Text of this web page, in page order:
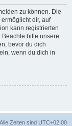
zu können. Die
dir, auf
kann registrierten
bitte unsere
bevor du dich
wenn du dich in
Alle Zeiten sind UTC+02:00